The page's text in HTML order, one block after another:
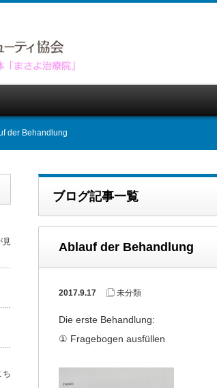
der Behandlung
ブログ記事一覧
Ablauf der Behandlung
2017.9.17 未分類
Die erste Behandlung:
① Fragebogen ausfüllen
見
ち